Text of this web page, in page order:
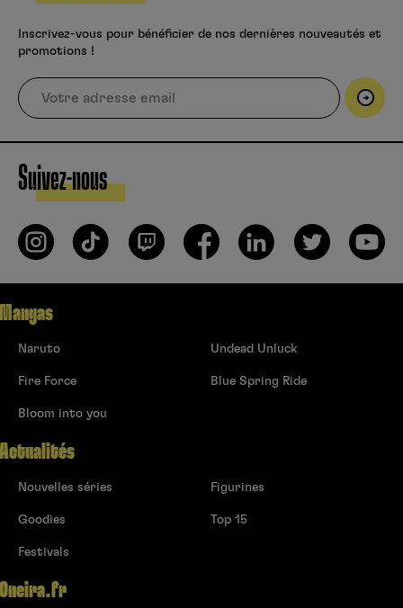
Inscrivez-vous pour bénéficier de nos dernières nouveautés et
promotions !
Suivez-nous
Mangas
Naruto
Fire Force
Bloom into you
Undead Unluck
Blue Spring Ride
Actualités
Nouvelles séries
Goodies
Festivals
Figurines
Top 15
Oneira.fr